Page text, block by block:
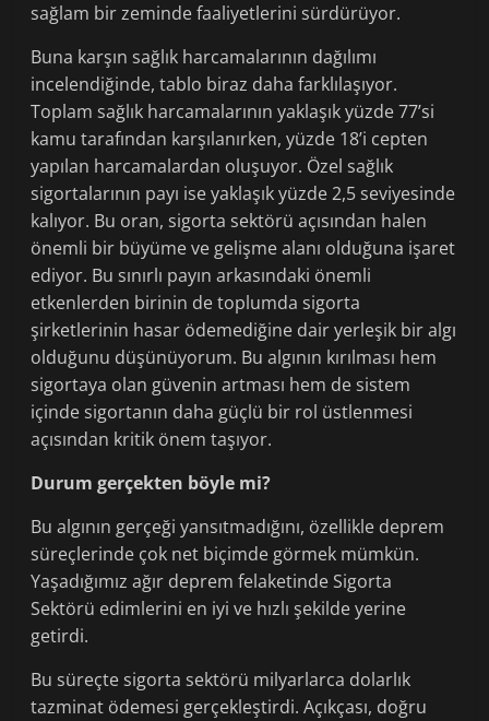
sağlam bir zeminde faaliyetlerini sürdürüyor.
Buna karşın sağlık harcamalarının dağılımı
incelendiğinde, tablo biraz daha farklılaşıyor.
Toplam sağlık harcamalarının yaklaşık yüzde 77’si
kamu tarafından karşılanırken, yüzde 18’i cepten
yapılan harcamalardan oluşuyor. Özel sağlık
sigortalarının payı ise yaklaşık yüzde 2,5 seviyesinde
kalıyor. Bu oran, sigorta sektörü açısından halen
önemli bir büyüme ve gelişme alanı olduğuna işaret
ediyor. Bu sınırlı payın arkasındaki önemli
etkenlerden birinin de toplumda sigorta
şirketlerinin hasar ödemediğine dair yerleşik bir algı
olduğunu düşünüyorum. Bu algının kırılması hem
sigortaya olan güvenin artması hem de sistem
içinde sigortanın daha güçlü bir rol üstlenmesi
açısından kritik önem taşıyor.
Durum gerçekten böyle mi?
Bu algının gerçeği yansıtmadığını, özellikle deprem
süreçlerinde çok net biçimde görmek mümkün.
Yaşadığımız ağır deprem felaketinde Sigorta
Sektörü edimlerini en iyi ve hızlı şekilde yerine
getirdi.
Bu süreçte sigorta sektörü milyarlarca dolarlık
tazminat ödemesi gerçekleştirdi. Açıkçası, doğru